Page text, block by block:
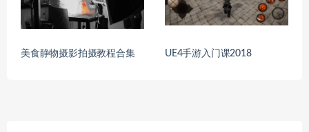
美食静物摄影拍摄教程合集 UE4手游入门课2018